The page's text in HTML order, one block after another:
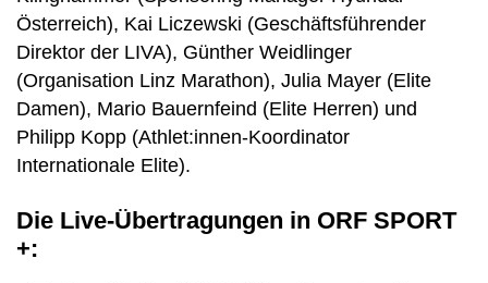
Österreich), Kai Liczewski (Geschäftsführender
Direktor der LIVA), Günther Weidlinger
(Organisation Linz Marathon), Julia Mayer (Elite
Damen), Mario Bauernfeind (Elite Herren) und
Philipp Kopp (Athlet:innen-Koordinator
Internationale Elite).
Die Live-Übertragungen in ORF SPORT
+: